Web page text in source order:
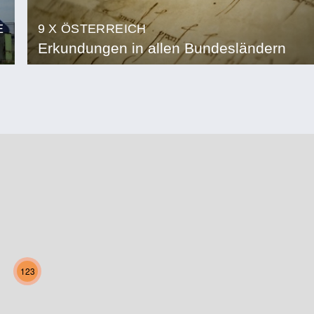
9 X ÖSTERREICH
Erkundungen in allen Bundesländern
123